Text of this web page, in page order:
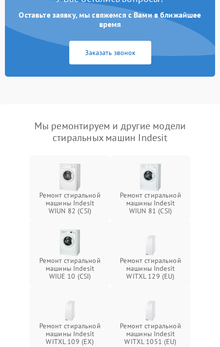
Оставьте заявку, мы свяжемся с Вами в ближайшее
время
Заказать звонок
Мы ремонтируем и другие модели
стиральных машин Indesit
Ремонт стиральной
машины Indesit
WIUN 82 (CSI)
Ремонт стиральной
машины Indesit
WIUN 81 (CSI)
Ремонт стиральной
машины Indesit
WIUE 10 (CSI)
Ремонт стиральной
машины Indesit
WITXL 129 (EU)
Ремонт стиральной
машины Indesit
WITXL 109 (EX)
Ремонт стиральной
машины Indesit
WITXL 1051 (EU)